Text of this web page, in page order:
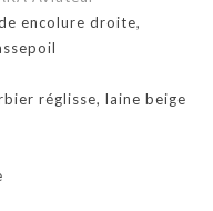
encolure droite,
réglisse, laine beige